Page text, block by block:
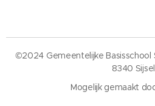
©2024 Gemeentelijke Basisschool
8340
Mogelijk gemaakt